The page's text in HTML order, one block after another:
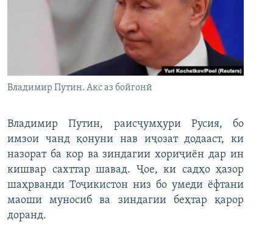
Владимир Путин. Акс аз бойгонӣ
Владимир Путин, раисҷумҳури Русия, бо
имзои чанд қонуни нав иҷозат додааст, ки
назорат ба кор ва зиндагии хориҷиён дар ин
кишвар сахттар шавад. Ҷое, ки садҳо ҳазор
шаҳрванди Тоҷикистон низ бо умеди ёфтани
маоши муносиб ва зиндагии беҳтар қарор
доранд.